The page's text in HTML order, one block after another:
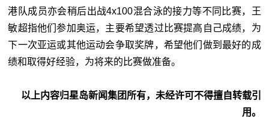
港队成员亦会稍后出战4x100混合泳的接力等不同比赛，王
敏超指他们参加奥运，主要希望透过比赛提高自己成绩，为
下一次亚运或其他运动会争取奖牌，希望他们做到最好的成
绩和取得好经验，为将来的比赛做准备。
以上内容归星岛新闻集团所有，未经许可不得擅自转载引
用。